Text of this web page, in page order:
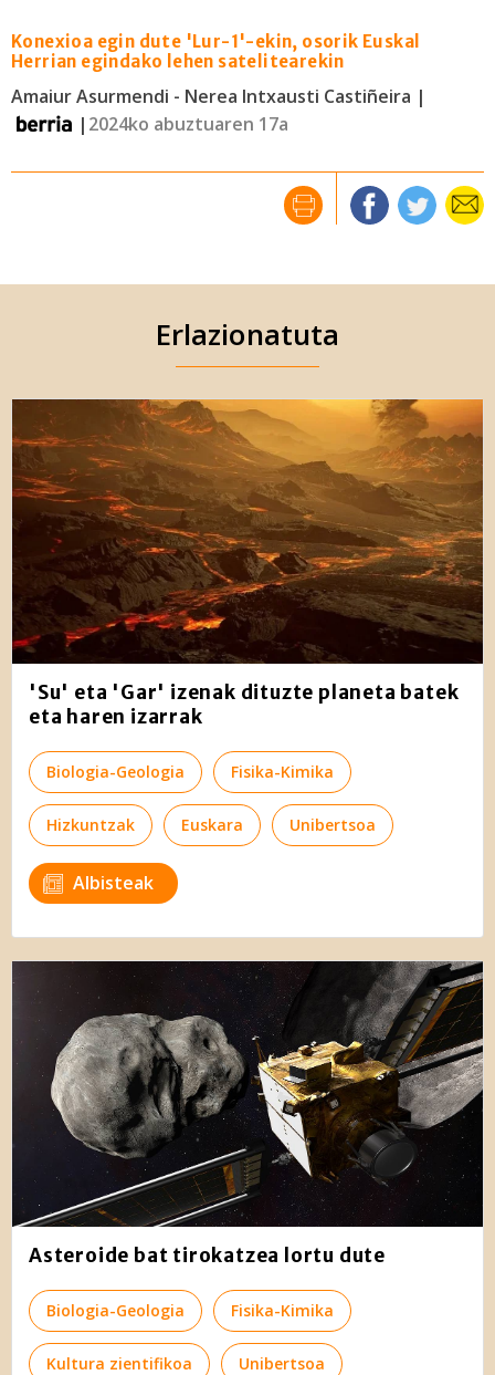
Konexioa egin dute 'Lur-1'-ekin, osorik Euskal
Herrian egindako lehen satelitearekin
Amaiur Asurmendi - Nerea Intxausti Castiñeira |
| 2024ko abuztuaren 17a
Erlazionatuta
'Su' eta 'Gar' izenak dituzte planeta batek
eta haren izarrak
Biologia-Geologia Fisika-Kimika
Hizkuntzak Euskara Unibertsoa
Albisteak
Asteroide bat tirokatzea lortu dute
Biologia-Geologia Fisika-Kimika
Kultura zientifikoa Unibertsoa